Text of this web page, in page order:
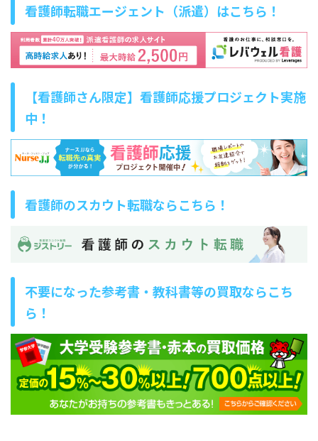
看護師転職エージェント（派遣）はこちら！
【看護師さん限定】看護師応援プロジェクト実施
中！
看護師のスカウト転職ならこちら！
不要になった参考書・教科書等の買取ならこち
ら！